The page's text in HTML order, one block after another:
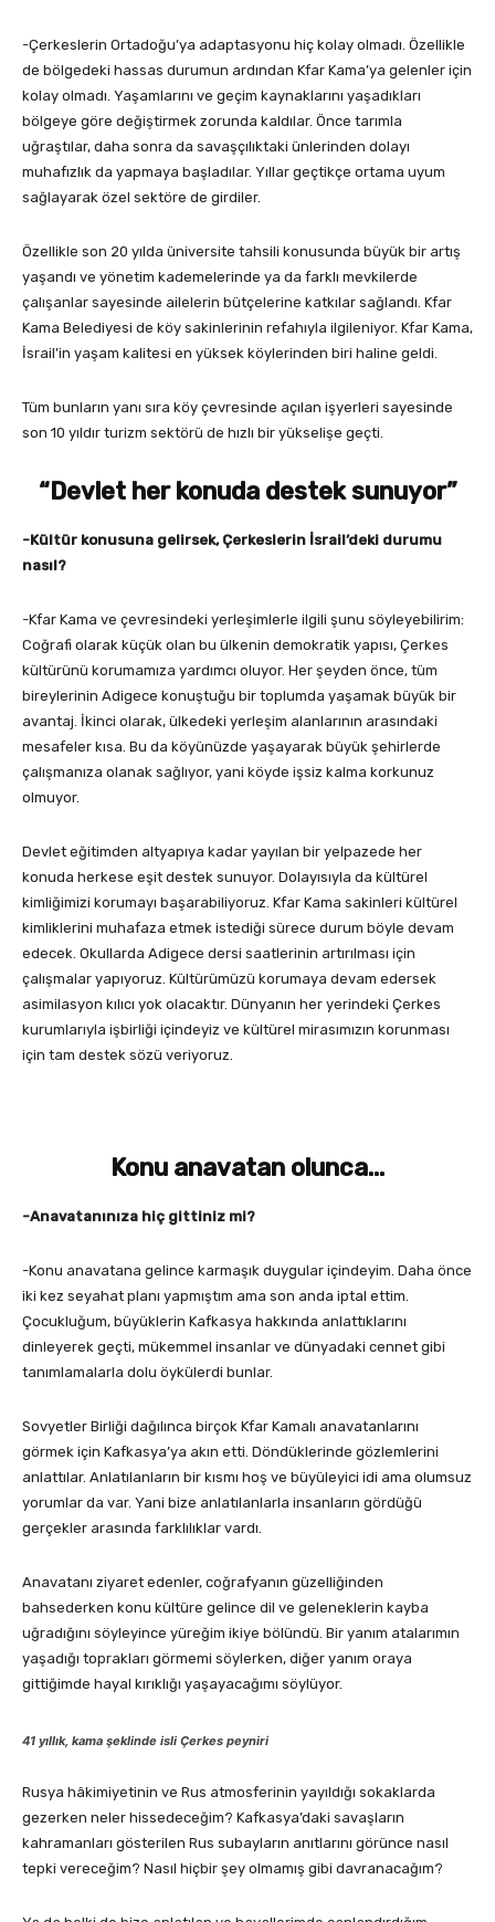
-Çerkeslerin Ortadoğu’ya adaptasyonu hiç kolay olmadı. Özellikle
de bölgedeki hassas durumun ardından Kfar Kama’ya gelenler için
kolay olmadı. Yaşamlarını ve geçim kaynaklarını yaşadıkları
bölgeye göre değiştirmek zorunda kaldılar. Önce tarımla
uğraştılar, daha sonra da savaşçılıktaki ünlerinden dolayı
muhafızlık da yapmaya başladılar. Yıllar geçtikçe ortama uyum
sağlayarak özel sektöre de girdiler.
Özellikle son 20 yılda üniversite tahsili konusunda büyük bir artış
yaşandı ve yönetim kademelerinde ya da farklı mevkilerde
çalışanlar sayesinde ailelerin bütçelerine katkılar sağlandı. Kfar
Kama Belediyesi de köy sakinlerinin refahıyla ilgileniyor. Kfar Kama,
İsrail’in yaşam kalitesi en yüksek köylerinden biri haline geldi.
Tüm bunların yanı sıra köy çevresinde açılan işyerleri sayesinde
son 10 yıldır turizm sektörü de hızlı bir yükselişe geçti.
“Devlet her konuda destek sunuyor”
-Kültür konusuna gelirsek, Çerkeslerin İsrail’deki durumu
nasıl?
-Kfar Kama ve çevresindeki yerleşimlerle ilgili şunu söyleyebilirim:
Coğrafi olarak küçük olan bu ülkenin demokratik yapısı, Çerkes
kültürünü korumamıza yardımcı oluyor. Her şeyden önce, tüm
bireylerinin Adigece konuştuğu bir toplumda yaşamak büyük bir
avantaj. İkinci olarak, ülkedeki yerleşim alanlarının arasındaki
mesafeler kısa. Bu da köyünüzde yaşayarak büyük şehirlerde
çalışmanıza olanak sağlıyor, yani köyde işsiz kalma korkunuz
olmuyor.
Devlet eğitimden altyapıya kadar yayılan bir yelpazede her
konuda herkese eşit destek sunuyor. Dolayısıyla da kültürel
kimliğimizi korumayı başarabiliyoruz. Kfar Kama sakinleri kültürel
kimliklerini muhafaza etmek istediği sürece durum böyle devam
edecek. Okullarda Adigece dersi saatlerinin artırılması için
çalışmalar yapıyoruz. Kültürümüzü korumaya devam edersek
asimilasyon kılıcı yok olacaktır. Dünyanın her yerindeki Çerkes
kurumlarıyla işbirliği içindeyiz ve kültürel mirasımızın korunması
için tam destek sözü veriyoruz.
Konu anavatan olunca…
-Anavatanınıza hiç gittiniz mi?
-Konu anavatana gelince karmaşık duygular içindeyim. Daha önce
iki kez seyahat planı yapmıştım ama son anda iptal ettim.
Çocukluğum, büyüklerin Kafkasya hakkında anlattıklarını
dinleyerek geçti, mükemmel insanlar ve dünyadaki cennet gibi
tanımlamalarla dolu öykülerdi bunlar.
Sovyetler Birliği dağılınca birçok Kfar Kamalı anavatanlarını
görmek için Kafkasya’ya akın etti. Döndüklerinde gözlemlerini
anlattılar. Anlatılanların bir kısmı hoş ve büyüleyici idi ama olumsuz
yorumlar da var. Yani bize anlatılanlarla insanların gördüğü
gerçekler arasında farklılıklar vardı.
Anavatanı ziyaret edenler, coğrafyanın güzelliğinden
bahsederken konu kültüre gelince dil ve geleneklerin kayba
uğradığını söyleyince yüreğim ikiye bölündü. Bir yanım atalarımın
yaşadığı toprakları görmemi söylerken, diğer yanım oraya
gittiğimde hayal kırıklığı yaşayacağımı söylüyor.
41 yıllık, kama şeklinde isli Çerkes peyniri
Rusya hâkimiyetinin ve Rus atmosferinin yayıldığı sokaklarda
gezerken neler hissedeceğim? Kafkasya’daki savaşların
kahramanları gösterilen Rus subayların anıtlarını görünce nasıl
tepki vereceğim? Nasıl hiçbir şey olmamış gibi davranacağım?